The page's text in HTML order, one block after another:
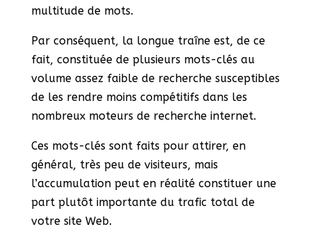
multitude de mots.
Par conséquent, la longue traîne est, de ce
fait, constituée de plusieurs mots-clés au
volume assez faible de recherche susceptibles
de les rendre moins compétitifs dans les
nombreux moteurs de recherche internet.
Ces mots-clés sont faits pour attirer, en
général, très peu de visiteurs, mais
l’accumulation peut en réalité constituer une
part plutôt importante du trafic total de
votre site Web.